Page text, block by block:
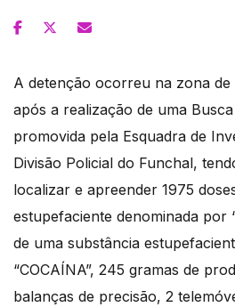
A detenção ocorreu na zona de
após a realização de uma
promovida pela Esquadra de
Divisão Policial do Funchal,
localizar e apreender 1975
estupefaciente denominada por
de uma substância
“COCAÍNA”, 245 gramas de
balanças de precisão, 2